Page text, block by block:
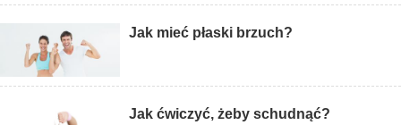
Jak mieć płaski brzuch?
Jak ćwiczyć, żeby schudnąć?